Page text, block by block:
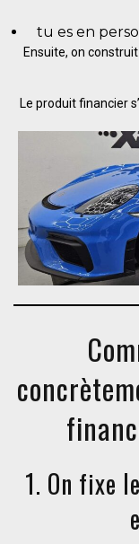
tu es en
Ensuite, on
Le produit financier
1. On fixe